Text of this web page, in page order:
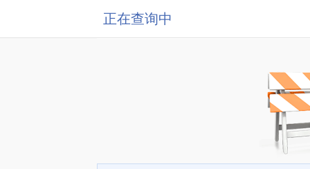
正在查询中